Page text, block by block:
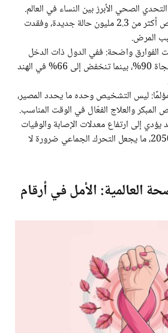
يُعد سرطان الثدي 2025 التحدي الصحي الأبرز بين النساء في العالم.
في عام 2022، تم تشخيص أكثر من 2.3 مليون حالة جديدة، وفقدت
الفوارق واضحة: ففي الدول ذات الدخل
المرتفع تتجاوز معدلات النجاة 90%، بينما تنخفض إلى 66% في الهند
ليس التشخيص وحده ما يحدد المصير،
والعلاج الفعّال في الوقت المناسب.
يؤدي إلى ارتفاع معدلات الإصابة والوفيات
بنسبة 40% بحلول عام 2050، ما يجعل التحرك الجماعي ضرورة لا
العالمية: الأمل في أرقام